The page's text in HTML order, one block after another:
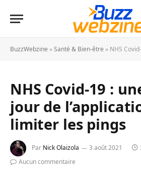
BuzzWebzine »Santé & Bien-être » NHS Covid-19 : une
NHS Covid-19 :
jour de
limiter les pings
Par Nick Olaizola 3 août 2021
Aucun commentaire